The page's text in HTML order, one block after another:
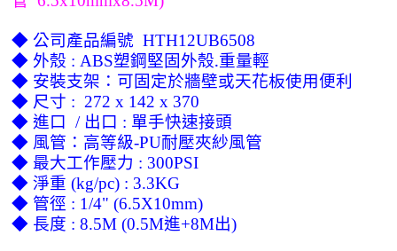
◆ 公司產品編號 HTH12UB6508
◆ 外殼 : ABS塑鋼堅固外殼.重量輕
◆ 安裝支架：可固定於牆壁或天花板使用便利
◆ 尺寸 : 272 x 142 x 370
◆ 進口 / 出口 : 單手快速接頭
◆ 風管：高等級-PU耐壓夾紗風管
◆ 最大工作壓力 : 300PSI
◆ 淨重 (kg/pc) : 3.3KG
◆ 管徑 : 1/4" (6.5X10mm)
◆ 長度 : 8.5M (0.5M進+8M出)